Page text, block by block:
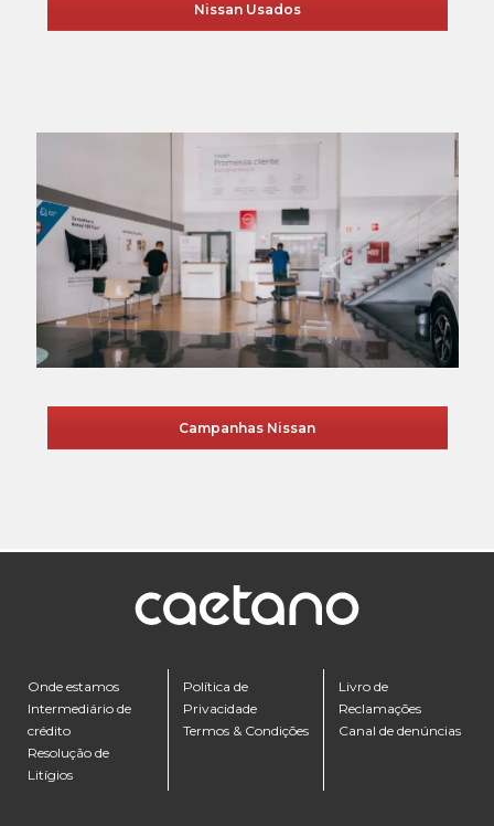
Nissan Usados
Campanhas Nissan
Onde estamos
Intermediário de
crédito
Resolução de
Litígios
Política de
Privacidade
Termos & Condições
Livro de
Reclamações
Canal de denúncias